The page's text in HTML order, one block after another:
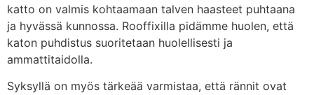
katto on valmis kohtaamaan talven haasteet puhtaana
ja hyvässä kunnossa. Rooffixilla pidämme huolen, että
katon puhdistus suoritetaan huolellisesti ja
ammattitaidolla.
Syksyllä on myös tärkeää varmistaa, että rännit ovat